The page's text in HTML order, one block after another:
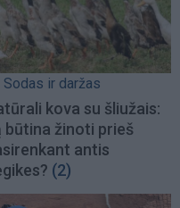
Sodas ir daržas
kova su šliužais:
būtina žinoti prieš
antis
(2)